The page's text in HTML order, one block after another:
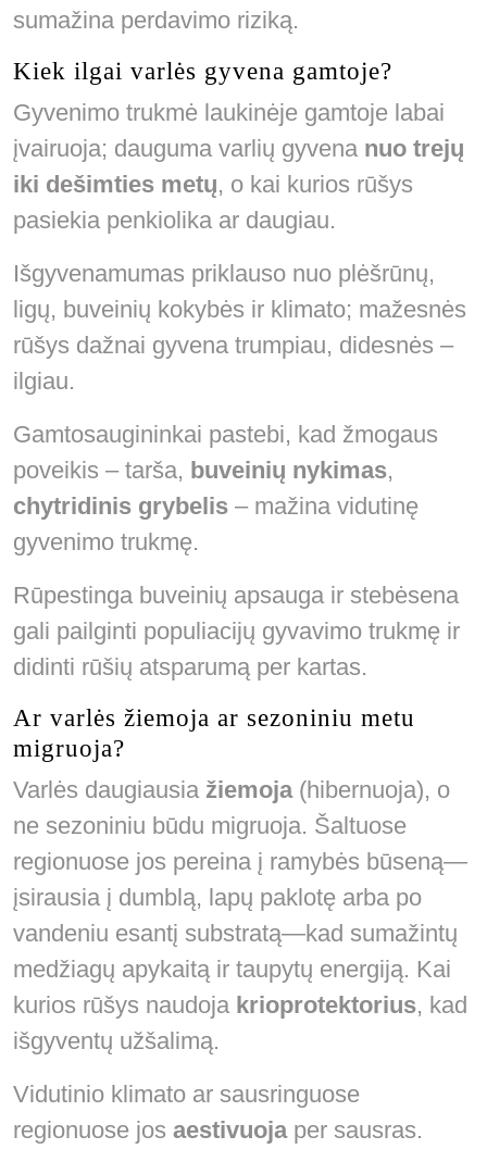
sumažina perdavimo riziką.
Kiek ilgai varlės gyvena gamtoje?
Gyvenimo trukmė laukinėje gamtoje labai
įvairuoja; dauguma varlių gyvena nuo trejų
iki dešimties metų, o kai kurios rūšys
pasiekia penkiolika ar daugiau.
Išgyvenamumas priklauso nuo plėšrūnų,
ligų, buveinių kokybės ir klimato; mažesnės
rūšys dažnai gyvena trumpiau, didesnės –
ilgiau.
Gamtosaugininkai pastebi, kad žmogaus
poveikis – tarša, buveinių nykimas,
chytridinis grybelis – mažina vidutinę
gyvenimo trukmę.
Rūpestinga buveinių apsauga ir stebėsena
gali pailginti populiacijų gyvavimo trukmę ir
didinti rūšių atsparumą per kartas.
Ar varlės žiemoja ar sezoniniu metu
migruoja?
Varlės daugiausia žiemoja(hibernuoja), o
ne sezoniniu būdu migruoja. Šaltuose
regionuose jos pereina į ramybės būseną—
įsirausia į dumblą, lapų paklotę arba po
vandeniu esantį substratą—kad sumažintų
medžiagų apykaitą ir taupytų energiją. Kai
kurios rūšys naudoja krioprotektorius, kad
išgyventų užšalimą.
Vidutinio klimato ar sausringuose
regionuose jos aestivuojaper sausras.